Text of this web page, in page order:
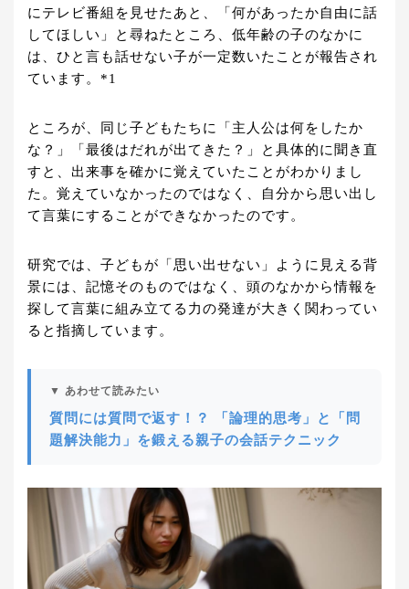
にテレビ番組を見せたあと、「何があったか自由に話
してほしい」と尋ねたところ、低年齢の子のなかに
は、ひと言も話せない子が一定数いたことが報告され
ています。*1
ところが、同じ子どもたちに「主人公は何をしたか
な？」「最後はだれが出てきた？」と具体的に聞き直
すと、出来事を確かに覚えていたことがわかりまし
た。覚えていなかったのではなく、自分から思い出し
て言葉にすることができなかったのです。
研究では、子どもが「思い出せない」ように見える背
景には、記憶そのものではなく、頭のなかから情報を
探して言葉に組み立てる力の発達が大きく関わってい
ると指摘しています。
▼ あわせて読みたい
質問には質問で返す！？ 「論理的思考」と「問
題解決能力」を鍛える親子の会話テクニック